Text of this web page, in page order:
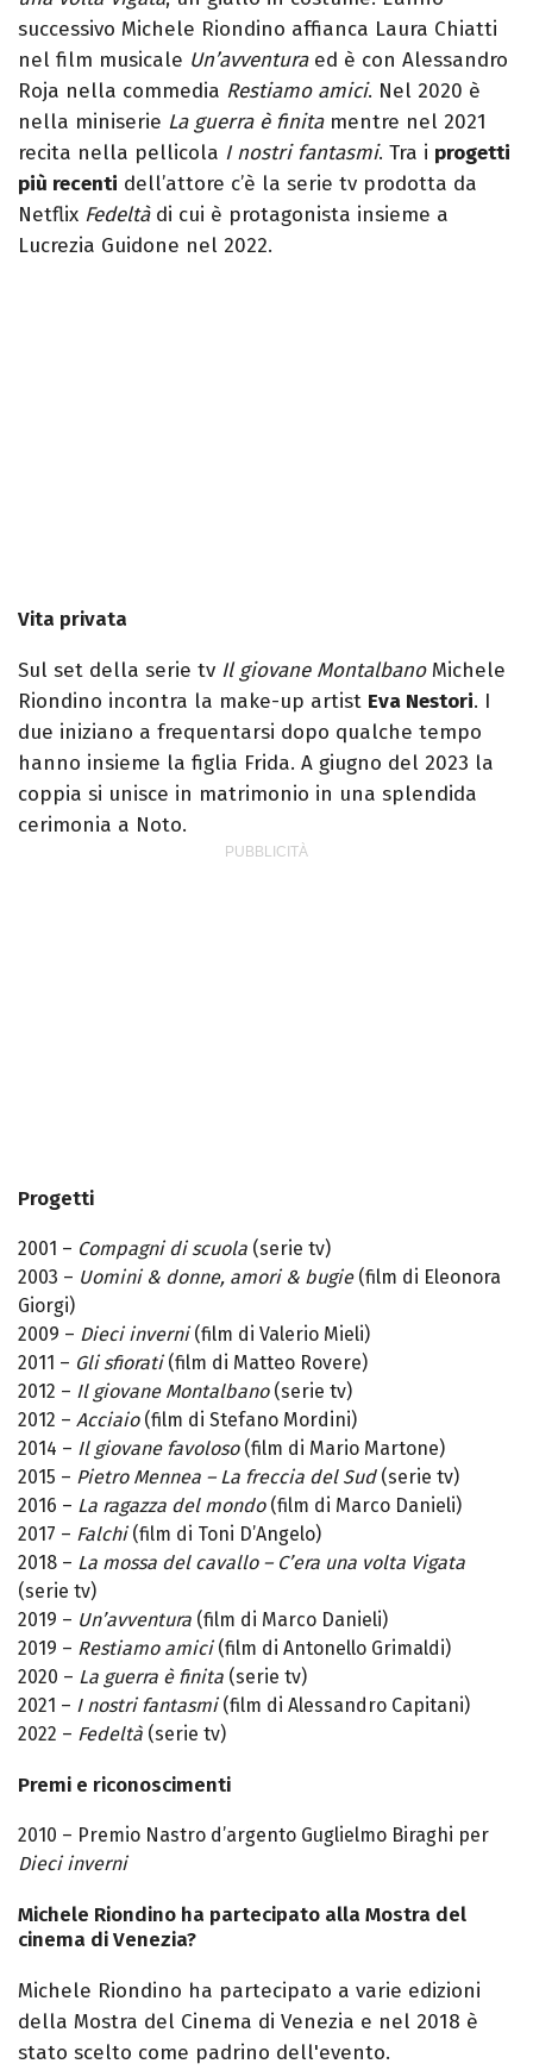
successivo Michele Riondino affianca Laura Chiatti
nel film musicale Un’avventura ed è con Alessandro
Roja nella commedia Restiamo amici. Nel 2020 è
nella miniserie La guerra è finita mentre nel 2021
recita nella pellicola I nostri fantasmi. Tra i progetti
più recenti dell’attore c’è la serie tv prodotta da
Netflix Fedeltà di cui è protagonista insieme a
Lucrezia Guidone nel 2022.
Vita privata
Sul set della serie tv Il giovane MontalbanoMichele
Riondino incontra la make-up artist Eva Nestori. I
due iniziano a frequentarsi dopo qualche tempo
hanno insieme la figlia Frida. A giugno del 2023 la
coppia si unisce in matrimonio in una splendida
cerimonia a Noto.
Progetti
2001 – Compagni di scuola (serie tv)
2003 – Uomini & donne, amori & bugie (film di Eleonora
Giorgi)
2009 – Dieci inverni(film di Valerio Mieli)
2011 – Gli sfiorati(film di Matteo Rovere)
2012 – Il giovane Montalbano (serie tv)
2012 – Acciaio(film di Stefano Mordini)
2014 – Il giovane favoloso(film di Mario Martone)
2015 – Pietro Mennea – La freccia del Sud (serie tv)
2016 – La ragazza del mondo (film di Marco Danieli)
2017 – Falchi(film di Toni D’Angelo)
2018 – La mossa del cavallo – C’era una volta Vigata
(serie tv)
2019 – Un’avventura (film di Marco Danieli)
2019 – Restiamo amici(film di Antonello Grimaldi)
2020 – La guerra è finita (serie tv)
2021 – I nostri fantasmi(film di Alessandro Capitani)
2022 – Fedeltà (serie tv)
Premi e riconoscimenti
2010 – Premio Nastro d’argento Guglielmo Biraghi per
Dieci inverni
Michele Riondino ha partecipato alla Mostra del
cinema di Venezia?
Michele Riondino ha partecipato a varie edizioni
della Mostra del Cinema di Venezia e nel 2018 è
stato scelto come padrino dell'evento.